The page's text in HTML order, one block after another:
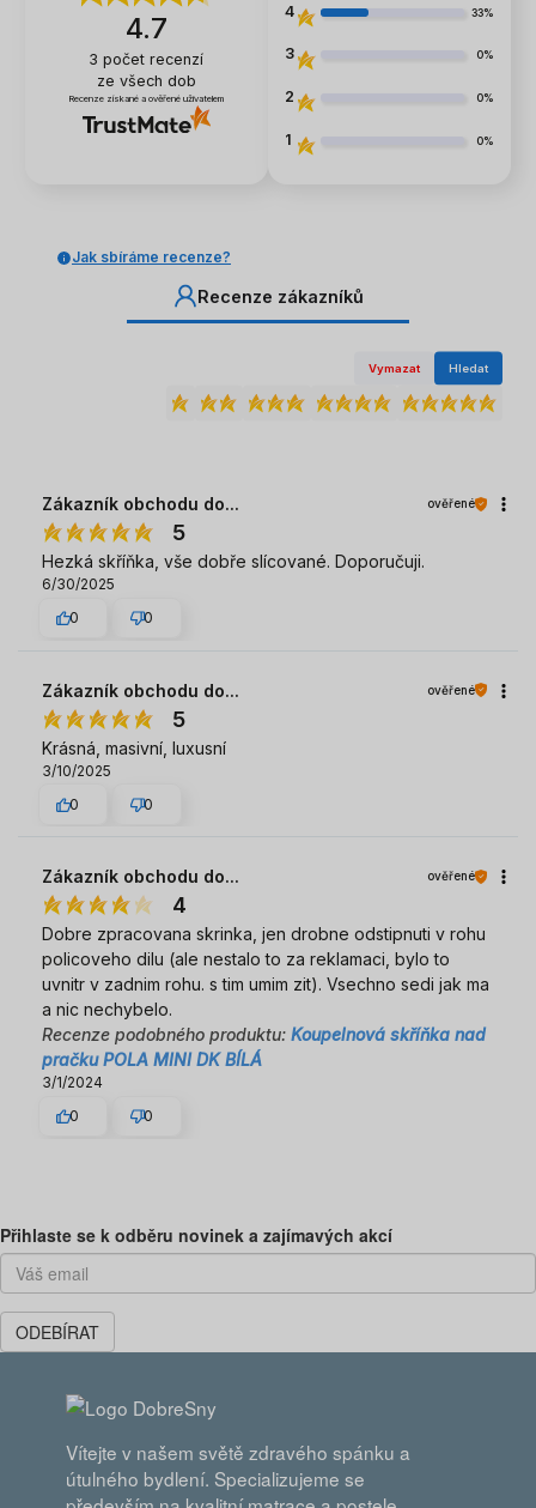
4.7
3 počet recenzí
ze všech dob
Recenze získané a ověřené uživatelem
4 33%
3 0%
2 0%
1 0%
Jak sbíráme recenze?
Recenze zákazníků
Vymazat Hledat
Zákazník obchodu do... ověřené
5
Hezká skříňka, vše dobře slícované. Doporučuji.
6/30/2025
0
0
Zákazník obchodu do... ověřené
5
Krásná, masivní, luxusní
3/10/2025
0
0
Zákazník obchodu do... ověřené
4
Dobre zpracovana skrinka, jen drobne odstipnuti v rohu
policoveho dilu (ale nestalo to za reklamaci, bylo to
uvnitr v zadnim rohu. s tim umim zit). Vsechno sedi jak ma
a nic nechybelo.
Recenze podobného produktu: Koupelnová skříňka nad
pračku POLA MINI DK BÍLÁ
3/1/2024
0
0
Předchozí
Přihlaste se k odběru novinek a zajímavých akcí
ODEBÍRAT
Vítejte v našem světě zdravého spánku a
útulného bydlení. Specializujeme se